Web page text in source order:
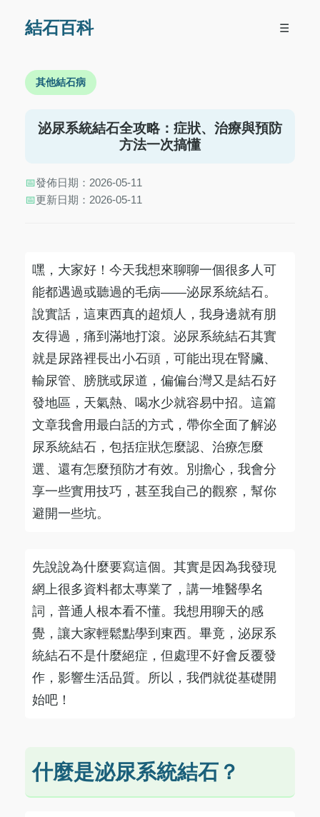
結石百科 ☰
其他結石病
泌尿系統結石全攻略：症狀、治療與預防
方法一次搞懂
📅發佈日期：2026-05-11
📅更新日期：2026-05-11
嘿，大家好！今天我想來聊聊一個很多人可
能都遇過或聽過的毛病——泌尿系統結石。
說實話，這東西真的超煩人，我身邊就有朋
友得過，痛到滿地打滾。泌尿系統結石其實
就是尿路裡長出小石頭，可能出現在腎臟、
輸尿管、膀胱或尿道，偏偏台灣又是結石好
發地區，天氣熱、喝水少就容易中招。這篇
文章我會用最白話的方式，帶你全面了解泌
尿系統結石，包括症狀怎麼認、治療怎麼
選、還有怎麼預防才有效。別擔心，我會分
享一些實用技巧，甚至我自己的觀察，幫你
避開一些坑。
先說說為什麼要寫這個。其實是因為我發現
網上很多資料都太專業了，講一堆醫學名
詞，普通人根本看不懂。我想用聊天的感
覺，讓大家輕鬆點學到東西。畢竟，泌尿系
統結石不是什麼絕症，但處理不好會反覆發
作，影響生活品質。所以，我們就從基礎開
始吧！
什麼是泌尿系統結石？